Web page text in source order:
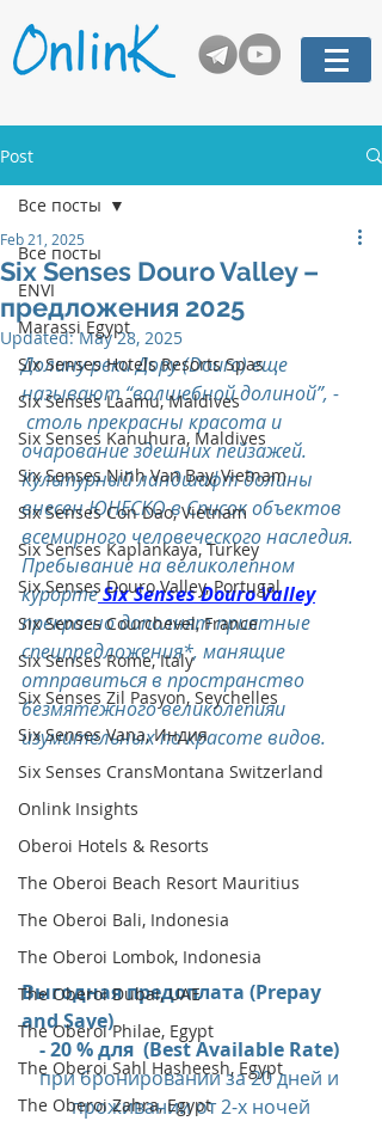
Post
Все посты
ENVI
Marassi Egypt
Six Senses Hotels Resorts Spas
Six Senses Laamu, Maldives
Six Senses Kanuhura, Maldives
Six Senses Ninh Van Bay, Vietnam
Six Senses Con Dao, Vietnam
Six Senses Kaplankaya, Turkey
Six Senses Douro Valley, Portugal
Six Senses Courchevel, France
Six Senses Rome, Italy
Six Senses Zil Pasyon, Seychelles
Six Senses Vana, Индия
Six Senses CransMontana Switzerland
Onlink Insights
Oberoi Hotels & Resorts
The Oberoi Beach Resort Mauritius
The Oberoi Bali, Indonesia
The Oberoi Lombok, Indonesia
The Oberoi Dubai, UAE
The Oberoi Philae, Egypt
The Oberoi Sahl Hasheesh, Egypt
The Oberoi Zahra, Egypt
Все посты
Six Senses Douro Valley –
предложения 2025
Feb 21, 2025
Updated:May 28, 2025
Долину реки Дору (Douro) еще
называют “волшебной долиной”, -
столь прекрасны красота и
очарование здешних пейзажей.
Культурный ландшафт долины
внесен ЮНЕСКО в Список объектов
всемирного человеческого наследия.
Пребывание на великолепном
курортеSix Senses Douro Valley
прекрасно дополнят приятные
спецпредложения*, манящие
отправиться в пространство
безмятежного великолепияи
изумительных по красоте видов.
Выгодная предоплата (Prepay
and Save)
- 20 % для  (Best Available Rate)
при бронировании за 20 дней и
проживании от 2-х ночей